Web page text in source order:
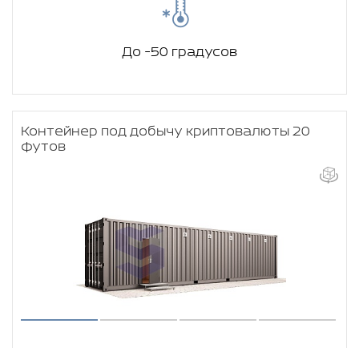
До -50 градусов
Контейнер под добычу криптовалюты 20
футов